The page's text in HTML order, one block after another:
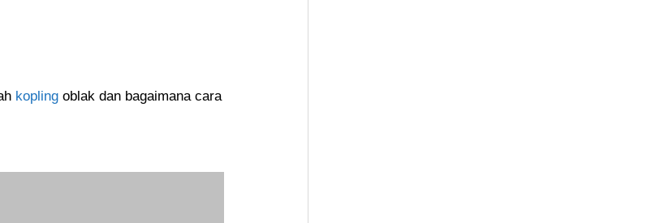
kopling oblak dan bagaimana cara